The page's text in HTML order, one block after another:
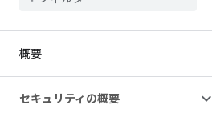
概要
セキュリティの概要